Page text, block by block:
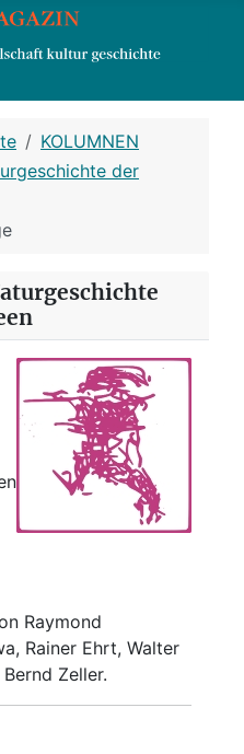
KOLUMNEN
der
Raymond
Rainer Ehrt, Walter
Zeller.